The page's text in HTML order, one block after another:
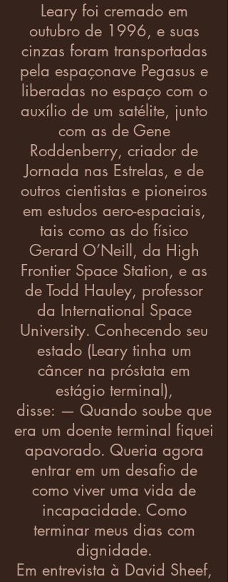
Leary foi cremado em
outubro de 1996, e suas
cinzas foram transportadas
pela espaçonave Pegasus e
liberadas no espaço com o
auxílio de um satélite, junto
com as de Gene
Roddenberry, criador de
Jornada nas Estrelas, e de
outros cientistas e pioneiros
em estudos aero-espaciais,
tais como as do físico
Gerard O’Neill, da High
Frontier Space Station, e as
de Todd Hauley, professor
da International Space
University. Conhecendo seu
estado (Leary tinha um
câncer na próstata em
estágio terminal),
disse: — Quando soube que
era um doente terminal fiquei
apavorado. Queria agora
entrar em um desafio de
como viver uma vida de
incapacidade. Como
terminar meus dias com
dignidade.
Em entrevista à David Sheef,